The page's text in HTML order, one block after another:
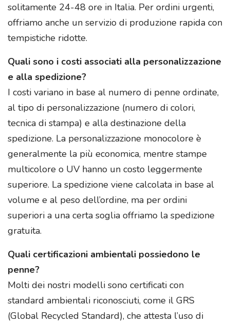
solitamente 24-48 ore in Italia. Per ordini urgenti,
offriamo anche un servizio di produzione rapida con
tempistiche ridotte.
Quali sono i costi associati alla personalizzazione
e alla spedizione?
I costi variano in base al numero di penne ordinate,
al tipo di personalizzazione (numero di colori,
tecnica di stampa) e alla destinazione della
spedizione. La personalizzazione monocolore è
generalmente la più economica, mentre stampe
multicolore o UV hanno un costo leggermente
superiore. La spedizione viene calcolata in base al
volume e al peso dell’ordine, ma per ordini
superiori a una certa soglia offriamo la spedizione
gratuita.
Quali certificazioni ambientali possiedono le
penne?
Molti dei nostri modelli sono certificati con
standard ambientali riconosciuti, come il GRS
(Global Recycled Standard), che attesta l’uso di